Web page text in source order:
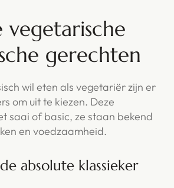
vegetarische
gerechten
wil eten als vegetariër zijn er
om uit te kiezen. Deze
saai of basic, ze staan bekend
en voedzaamheid.
absolute klassieker